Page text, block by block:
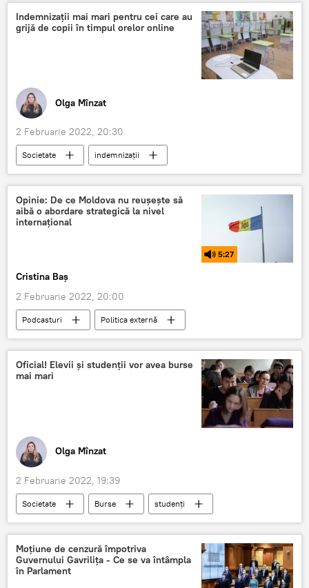
Indemnizații mai mari pentru cei care au
grijă de copii în timpul orelor online
Olga Mînzat
2 Februarie 2022, 20:30
Societate indemnizații
Opinie: De ce Moldova nu reușește să
aibă o abordare strategică la nivel
internațional
5:27
Cristina Baș
2 Februarie 2022, 20:00
Podcasturi
Politica externă
geopolitică
international
Moldova
Podcast
Oficial! Elevii și studenții vor avea burse
mai mari
Olga Mînzat
2 Februarie 2022, 19:39
Societate Burse
studenți
Ministerul Educației
Moțiune de cenzură împotriva
Guvernului Gavrilița - Ce se va întâmpla
în Parlament